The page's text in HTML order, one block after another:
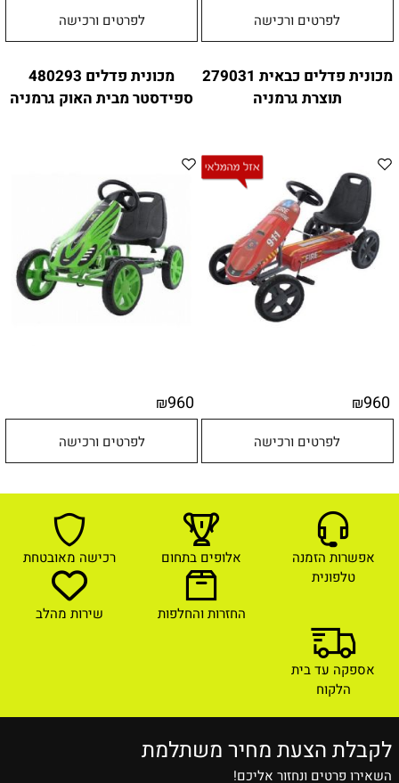
לפרטים ורכישה לפרטים ורכישה
מכונית פדלים כבאית 279031
תוצרת גרמניה
₪960
לפרטים ורכישה
מכונית פדלים 480293
ספידסטר מבית האוק גרמניה
₪960
לפרטים ורכישה
אפשרות הזמנה
טלפונית
אלופים בתחום רכישה מאובטחת
החזרות והחלפות שירות מהלב
אספקה עד בית
הלקוח
לקבלת הצעת מחיר משתלמת
השאירו פרטים ונחזור אליכם!